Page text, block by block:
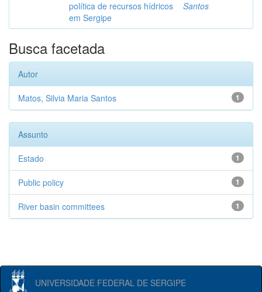
política de recursos hídricos
em Sergipe
Santos
Busca facetada
Autor
1
Matos, Silvia Maria Santos
Assunto
1
Estado
1
Public policy
1
River basin committees
UNIVERSIDADE FEDERAL DE SERGIPE